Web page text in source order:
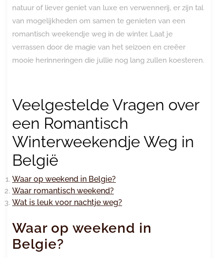
natuur of liever geniet van luxe en verwennerij, er zijn tal
van mogelijkheden om samen te genieten van een
romantisch weekendje weg in de winter. Laat je
verrassen door de magie van het seizoen en creëer
mooie herinneringen die jullie nog lang zullen koesteren.
Veelgestelde Vragen over
een Romantisch
Winterweekendje Weg in
België
Waar op weekend in Belgie?
Waar romantisch weekend?
Wat is leuk voor nachtje weg?
Waar op weekend in
Belgie?